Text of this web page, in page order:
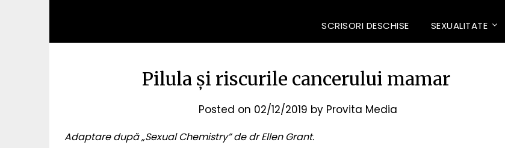
SCRISORI DESCHISE SEXUALITATE
Pilula și riscurile cancerului mamar
Posted on 02/12/2019 by Provita Media
Adaptare după „Sexual Chemistry” de dr Ellen Grant.